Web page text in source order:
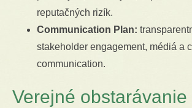
reputačných rizík.
Communication Plan:
stakeholder engagement, médiá a
communication.
Verejné obstarávanie